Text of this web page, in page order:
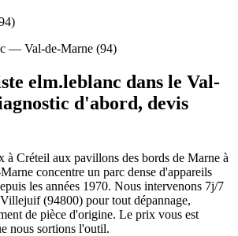
— Val-de-Marne (94)
elm.leblanc dans le Val-
d'abord, devis
à Créteil aux pavillons des bords de Marne à
concentre un parc dense d'appareils
les années 1970. Nous intervenons 7j/7
(94800) pour tout dépannage,
de pièce d'origine. Le prix vous est
nous sortions l'outil.